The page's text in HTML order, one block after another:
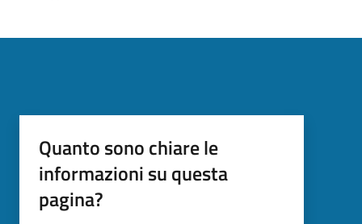
Quanto sono chiare le
informazioni su questa
pagina?